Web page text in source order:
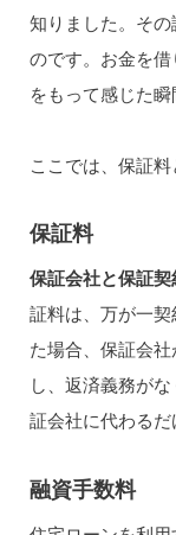
知りました。そ
のです。お金を
をもって感じた瞬
ここでは、保証料
保証料
保証会社と保証
証料は、万が一
た場合、保証会
し、返済義務が
証会社に代わるだ
融資手数料